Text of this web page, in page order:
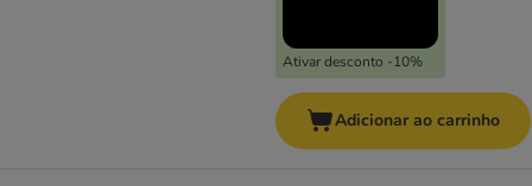
Ativar desconto -10%
Adicionar ao carrinho